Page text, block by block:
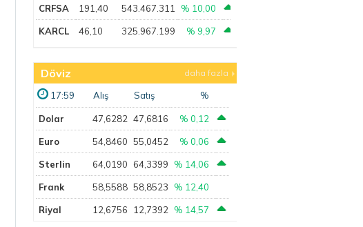
CRFSA 191,40 543.467.311 % 10,00
KARCL 46,10 325.967.199 % 9,97
Döviz daha fazla
17:59 Alış Satış %
Dolar 47,6282 47,6816 % 0,12
Euro 54,8460 55,0452 % 0,06
Sterlin 64,0190 64,3399 % 14,06
Frank 58,5588 58,8523 % 12,40
Riyal 12,6756 12,7392 % 14,57